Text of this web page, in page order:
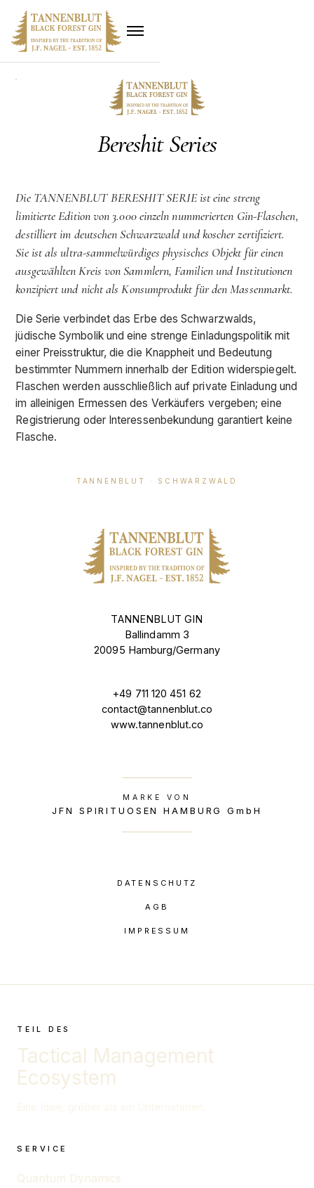
Bereshit Series
Die TANNENBLUT BERESHIT SERIE ist eine streng
limitierte Edition von 3.000 einzeln nummerierten Gin-Flaschen,
destilliert im deutschen Schwarzwald und koscher zertifiziert.
Sie ist als ultra-sammelwürdiges physisches Objekt für einen
ausgewählten Kreis von Sammlern, Familien und Institutionen
konzipiert und nicht als Konsumprodukt für den Massenmarkt.
Die Serie verbindet das Erbe des Schwarzwalds,
jüdische Symbolik und eine strenge Einladungspolitik mit
einer Preisstruktur, die die Knappheit und Bedeutung
bestimmter Nummern innerhalb der Edition widerspiegelt.
Flaschen werden ausschließlich auf private Einladung und
im alleinigen Ermessen des Verkäufers vergeben; eine
Registrierung oder Interessenbekundung garantiert keine
Flasche.
TANNENBLUT · SCHWARZWALD
TANNENBLUT GIN
Ballindamm 3
20095 Hamburg/Germany
+49 711 120 451 62
contact@tannenblut.co
www.tannenblut.co
MARKE VON
JFN SPIRITUOSEN HAMBURG GmbH
DATENSCHUTZ
AGB
IMPRESSUM
TEIL DES
Tactical Management
Ecosystem
SERVICE
Quantum Dynamics